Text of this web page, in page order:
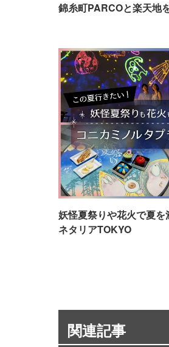
錦糸町PARCOと楽天地
妖怪夏祭りや花火で夏
ネタリアTOKYO
関連記事